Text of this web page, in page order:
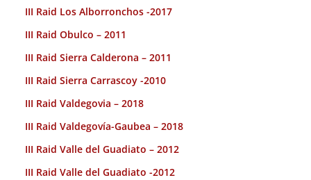
III Raid Los Alborronchos -2017
III Raid Obulco – 2011
III Raid Sierra Calderona – 2011
III Raid Sierra Carrascoy -2010
III Raid Valdegovia – 2018
III Raid Valdegovía-Gaubea – 2018
III Raid Valle del Guadiato – 2012
III Raid Valle del Guadiato -2012